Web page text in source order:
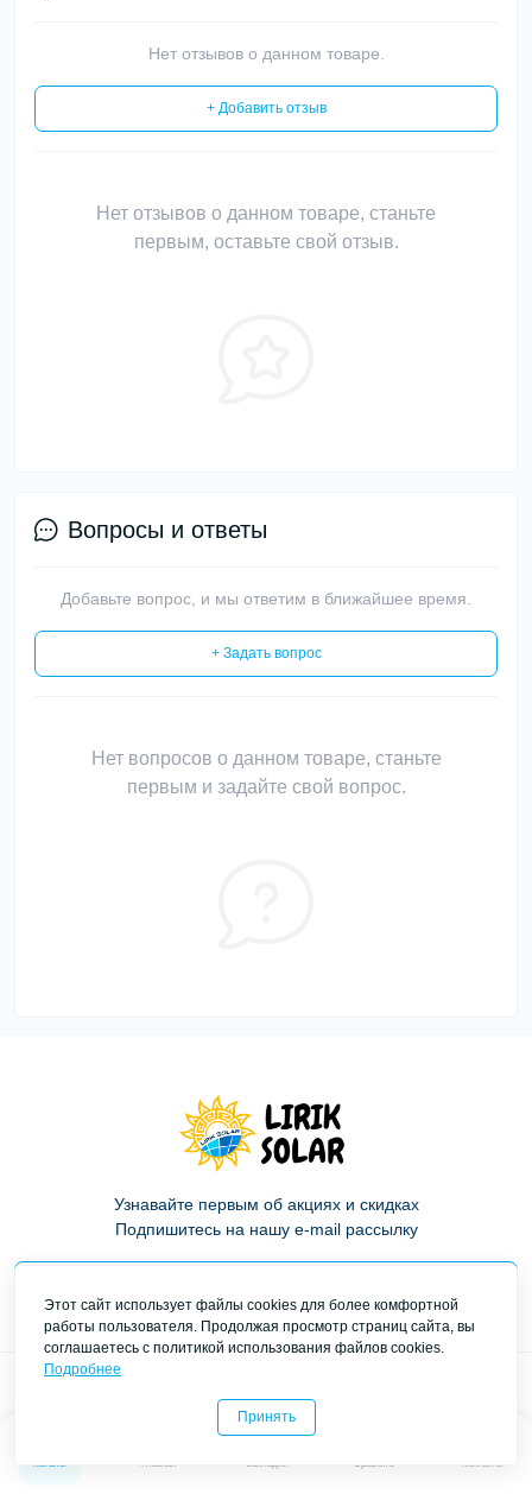
Каталог Главная Закладки
0
Сравнить Контакты
Нет отзывов о данном товаре.
+ Добавить отзыв
Нет отзывов о данном товаре, станьте
первым, оставьте свой отзыв.
Вопросы и ответы
Добавьте вопрос, и мы ответим в ближайшее время.
+ Задать вопрос
Нет вопросов о данном товаре, станьте
первым и задайте свой вопрос.
Узнавайте первым об акциях и скидках
Подпишитесь на нашу e-mail рассылку
Политика конфиденциальности
Время работы
Пн-Пт: с 9:00 до 17:00
Вс: Выходной
Этот сайт использует файлы cookies для более комфортной
работы пользователя. Продолжая просмотр страниц сайта, вы
соглашаетесь с политикой использования файлов cookies.
Подробнее
Принять